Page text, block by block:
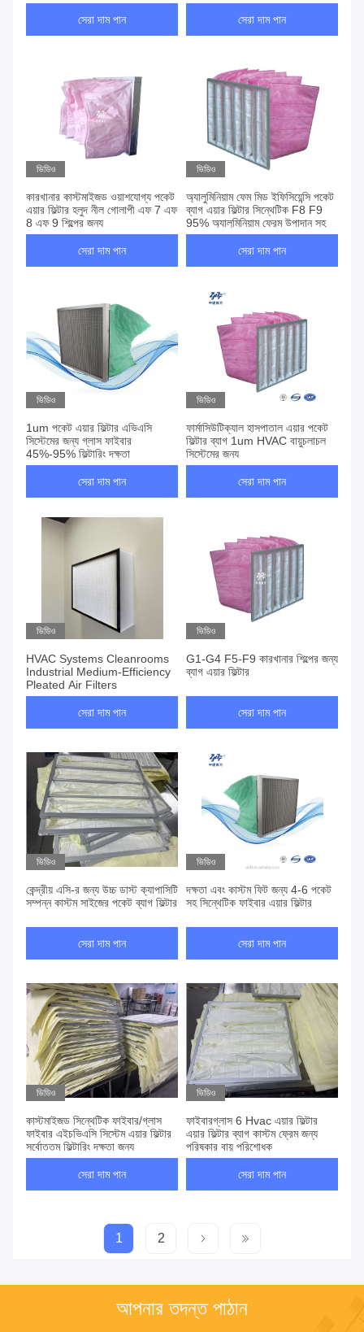
সেরা দাম পান সেরা দাম পান
ভিডিও
কারখানার কাস্টমাইজড ওয়াশযোগ্য পকেট
এয়ার ফিল্টার হলুদ নীল গোলাপী এফ 7 এফ
8 এফ 9 শিল্পের জন্য
সেরা দাম পান
ভিডিও
অ্যালুমিনিয়াম ফেম মিড ইফিসিয়েন্সি পকেট
ব্যাগ এয়ার ফিল্টার সিন্থেটিক F8 F9
95% অ্যালুমিনিয়াম ফ্রেম উপাদান সহ
সেরা দাম পান
ভিডিও
1um পকেট এয়ার ফিল্টার এভিএসি
সিস্টেমের জন্য গ্লাস ফাইবার
45%-95% ফিল্টারিং দক্ষতা
সেরা দাম পান
ভিডিও
ফার্মাসিউটিক্যাল হাসপাতাল এয়ার পকেট
ফিল্টার ব্যাগ 1um HVAC বায়ুচলাচল
সিস্টেমের জন্য
সেরা দাম পান
ভিডিও
HVAC Systems ‌Cleanrooms
Industrial‌ Medium-Efficiency
Pleated Air Filters
সেরা দাম পান
ভিডিও
G1-G4 F5-F9 কারখানার শিল্পের জন্য
ব্যাগ এয়ার ফিল্টার
সেরা দাম পান
ভিডিও
কেন্দ্রীয় এসি-র জন্য উচ্চ ডাস্ট ক্যাপাসিটি
সম্পন্ন কাস্টম সাইজের পকেট ব্যাগ ফিল্টার
সেরা দাম পান
ভিডিও
দক্ষতা এবং কাস্টম ফিট জন্য 4-6 পকেট
সহ সিন্থেটিক ফাইবার এয়ার ফিল্টার
সেরা দাম পান
ভিডিও
কাস্টমাইজড সিন্থেটিক ফাইবার/গ্লাস
ফাইবার এইচভিএসি সিস্টেম এয়ার ফিল্টার
সর্বোত্তম ফিল্টারিং দক্ষতা জন্য
সেরা দাম পান
ভিডিও
ফাইবারগ্লাস 6 Hvac এয়ার ফিল্টার
এয়ার ফিল্টার ব্যাগ কাস্টম ফ্রেম জন্য
পরিষ্কার বায়ু পরিশোধক
সেরা দাম পান
1 2
আপনার তদন্ত পাঠান